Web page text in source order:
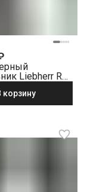
Liebherr Rd
корзину